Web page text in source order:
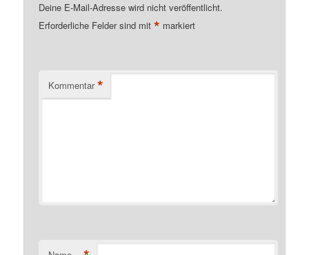
Deine E-Mail-Adresse wird nicht veröffentlicht.
Erforderliche Felder sind mit* markiert
Kommentar *